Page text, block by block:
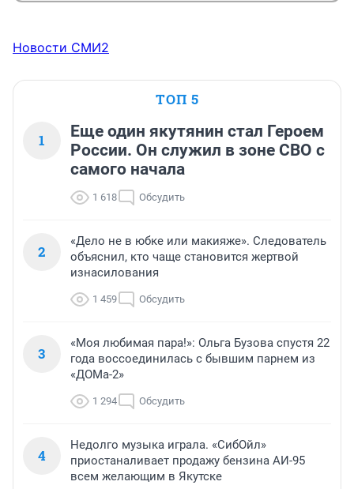
Новости СМИ2
ТОП 5
1
Еще один якутянин стал Героем
России. Он служил в зоне СВО с
самого начала
1 618 Обсудить
2
«Дело не в юбке или макияже». Следователь
объяснил, кто чаще становится жертвой
изнасилования
1 459 Обсудить
3
«Моя любимая пара!»: Ольга Бузова спустя 22
года воссоединилась с бывшим парнем из
«ДОМа-2»
1 294 Обсудить
4
Недолго музыка играла. «СибОйл»
приостаналивает продажу бензина АИ-95
всем желающим в Якутске